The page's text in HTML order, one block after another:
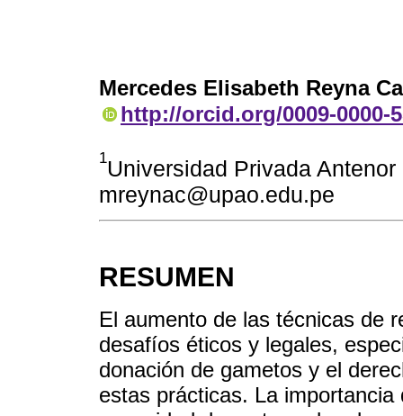
Mercedes Elisabeth Reyna
http://orcid.org/0009-0000-
1Universidad Privada
mreynac@upao.edu.pe
RESUMEN
El aumento de las técnicas de
desafíos éticos y legales,
donación de gametos y el
estas prácticas. La